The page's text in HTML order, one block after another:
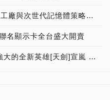
SK 集團與 NVIDIA 擴大 AI 工廠與次世代記憶體策略合作 規模逾 5,000 億美元的 NVIDIA-SK AI 計畫（NVIDIA-SK AI Initiative）， 涵蓋 SK Telecom 最高達 2GW 的 AI 工廠，以及與 SK 海力士的長期 AI 記憶體合作
名顯示卡全台盛大開賣
《七騎士Re:BIRTH》迎來強大的全新英雄[天劍]宣嵐 同步推出韓國主題劇情